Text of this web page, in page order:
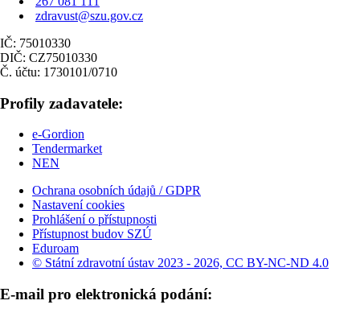
zdravust@szu.gov.cz
IČ: 75010330
DIČ: CZ75010330
Č. účtu: 1730101/0710
Profily zadavatele:
e-Gordion
Tendermarket
NEN
Ochrana osobních údajů / GDPR
Nastavení cookies
Prohlášení o přístupnosti
Přístupnost budov SZÚ
Eduroam
© Státní zdravotní ústav 2023 - 2026, CC BY-NC-ND 4.0
E-mail pro elektronická podání: